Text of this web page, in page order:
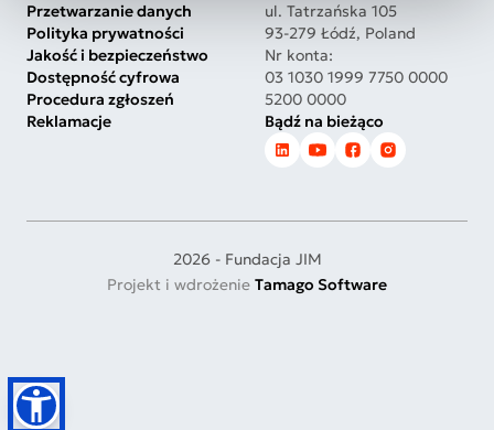
Przetwarzanie danych
Polityka prywatności
Jakość i bezpieczeństwo
Dostępność cyfrowa
Procedura zgłoszeń
Reklamacje
ul. Tatrzańska 105
93-279 Łódź, Poland
Nr konta:
03 1030 1999 7750 0000
5200 0000
Bądź na bieżąco
2026 - Fundacja JIM
Projekt i wdrożenie Tamago Software